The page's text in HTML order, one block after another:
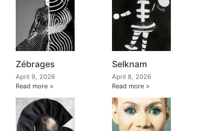
Zébrages
April 9, 2026
Read more
Selknam
April 8, 2026
Read more